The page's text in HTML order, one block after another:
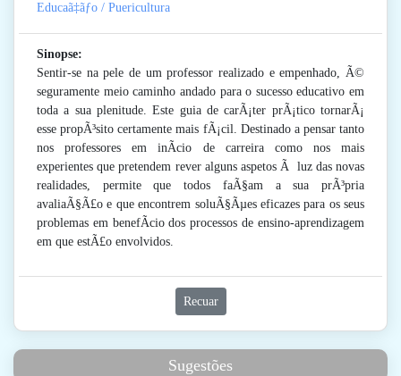
Educaã‡ãƒo / Puericultura
Sinopse:
Sentir-se na pele de um professor realizado e empenhado, Ã©
seguramente meio caminho andado para o sucesso educativo em
toda a sua plenitude. Este guia de carÃ¡ter prÃ¡tico tornarÃ¡
esse propÃ³sito certamente mais fÃ¡cil. Destinado a pensar tanto
nos professores em inÃ­cio de carreira como nos mais
experientes que pretendem rever alguns aspetos Ã luz das novas
realidades, permite que todos faÃ§am a sua prÃ³pria
avaliaÃ§Ã£o e que encontrem soluÃ§Ãµes eficazes para os seus
problemas em benefÃ­cio dos processos de ensino-aprendizagem
em que estÃ£o envolvidos.
Recuar
Sugestões